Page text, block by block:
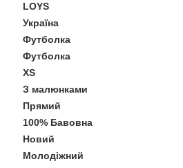
LOYS
Україна
Футболка
Футболка
XS
З малюнками
Прямий
100% Бавовна
Новий
Молодіжний